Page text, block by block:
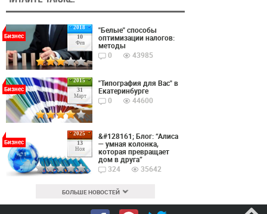
2018
10
Фев
Бизнес
"Белые" способы
оптимизации налогов:
методы
0
43985
2015
31
Март
Бизнес
"Типография для Вас" в
Екатеринбурге
0
44600
2025
13
Ноя
Бизнес
&#128161; Блог: “Алиса
— умная колонка,
которая превращает
дом в друга”
324
35642
БОЛЬШЕ НОВОСТЕЙ